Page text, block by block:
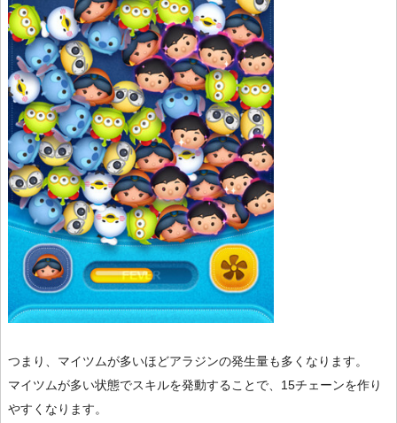
つまり、マイツムが多いほどアラジンの発生量も多くなります。
マイツムが多い状態でスキルを発動することで、15チェーンを作り
やすくなります。